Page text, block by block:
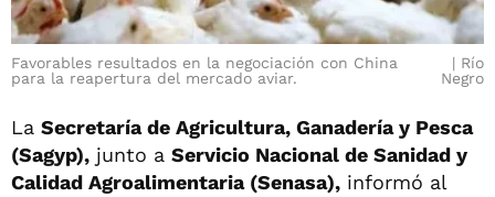
Favorables resultados en la negociación con China
para la reapertura del mercado aviar.
Río
Negro
La Secretaría de Agricultura, Ganadería y Pesca
(Sagyp), junto a Servicio Nacional de Sanidad y
Calidad Agroalimentaria (Senasa), informó al